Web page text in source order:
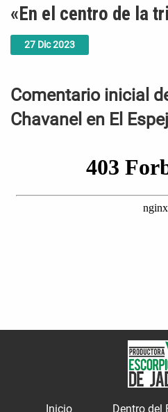
27 Dic2023
«En el centro de la
Comentario inicial
Chavanel en El
Inicio Dentro del